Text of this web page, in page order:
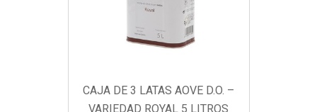
CAJA DE 3 LATAS AOVE D.O. –
VARIEDAD ROYAL 5 LITROS